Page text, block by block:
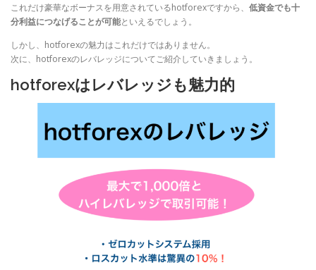
これだけ豪華なボーナスを用意されているhotforexですから、 低資金でも十
分利益につなげることが可能といえるでしょう。
しかし、hotforexの魅力はこれだけではありません。
次に、hotforexのレバレッジについてご紹介していきましょう。
hotforexはレバレッジも魅力的